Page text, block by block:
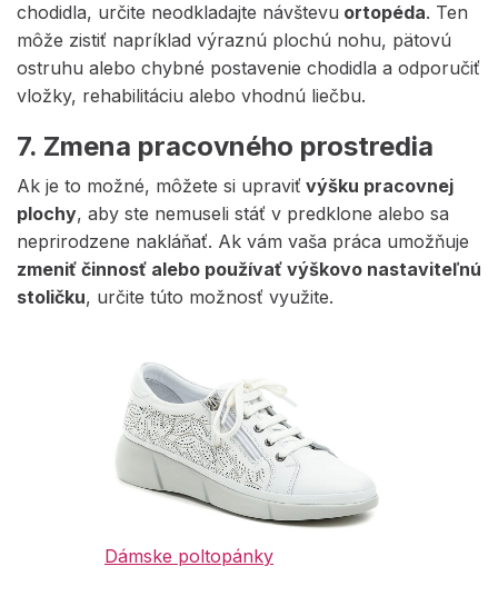
chodidla, určite neodkladajte návštevu ortopéda. Ten
môže zistiť napríklad výraznú plochú nohu, pätovú
ostruhu alebo chybné postavenie chodidla a odporučiť
vložky, rehabilitáciu alebo vhodnú liečbu.
7. Zmena pracovného prostredia
Ak je to možné, môžete si upraviť výšku pracovnej
plochy, aby ste nemuseli stáť v predklone alebo sa
neprirodzene nakláňať. Ak vám vaša práca umožňuje
zmeniť činnosť alebo používať výškovo nastaviteľnú
stoličku, určite túto možnosť využite.
Dámske poltopánky